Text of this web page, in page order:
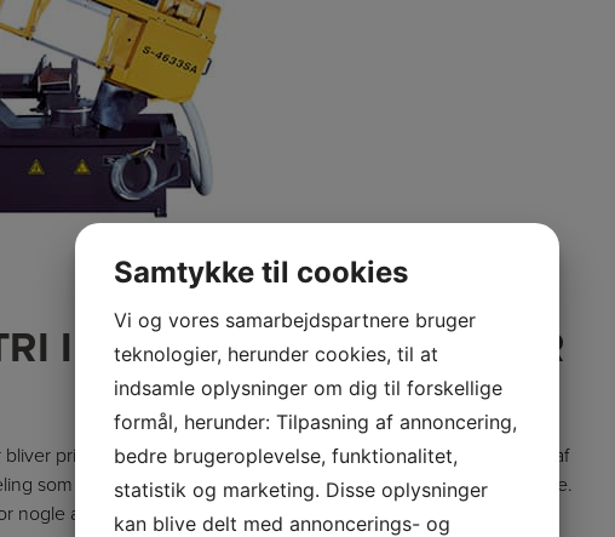
I KVALITET TIL GAVN FOR
primært produceret af Everising som er en global producent af
som konstant forbedrer deres produkter til fordel for forbrugerne.
af de mest avancerede og pålidelige i Danmark.
Samtykke til cookies
Vi og vores samarbejdspartnere bruger
teknologier, herunder cookies, til at
indsamle oplysninger om dig til forskellige
formål, herunder: Tilpasning af annoncering,
bedre brugeroplevelse, funktionalitet,
statistik og marketing. Disse oplysninger
kan blive delt med annoncerings- og